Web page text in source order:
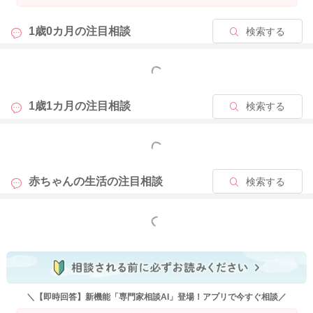
けると良いのではないかなと思います。
どうぞよろしくお願いします。
1歳0カ月の注目相談 検索する
もっと見る
1歳1カ月の注目相談 検索する
もっと見る
赤ちゃんの生活の注目相談 検索する
もっと見る
＼【即時回答】新機能「専門家相談AI」登場！アプリで今すぐ相談／